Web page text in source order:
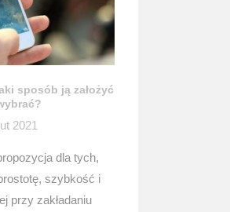
sposób ją założyć
2021
dla tych,
szybkość i
przy zakładaniu